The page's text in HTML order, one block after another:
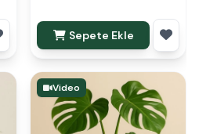
Sepete Ekle
Video